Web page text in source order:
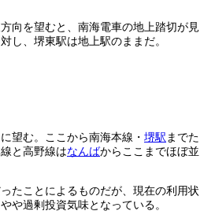
向を望むと、南海電車の地上踏切が見
し、堺東駅は地上駅のままだ。
望む。ここから南海本線・ 堺駅 までた
と高野線はなんばからここまでほぼ並
たことによるものだが、現在の利用状
や過剰投資気味となっている。